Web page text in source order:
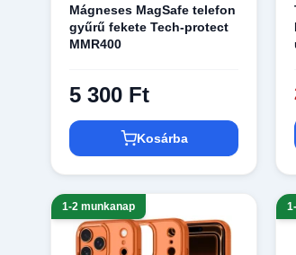
Mágneses MagSafe telefon
gyűrű fekete Tech-protect
MMR400
5 300 Ft
Kosárba
1-2 munkanap